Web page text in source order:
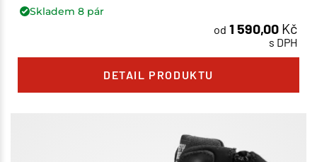
Skladem 8pár
od 1 590,00 Kč
s DPH
DETAIL PRODUKTU